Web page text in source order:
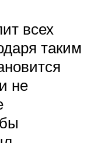
всех
таким
не